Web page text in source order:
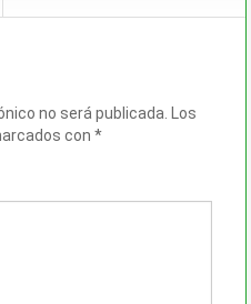
no será publicada. Los
con *